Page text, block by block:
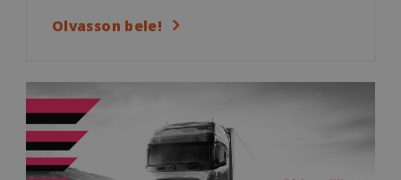
Olvasson bele!